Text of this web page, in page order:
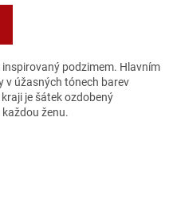
podzimem. Hlavním
v úžasných tónech barev
je šátek ozdobený
ženu.